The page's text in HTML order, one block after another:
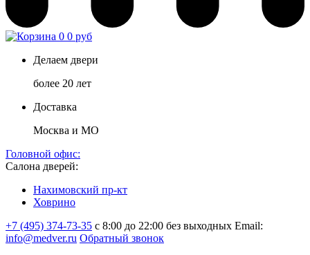
0 0 руб
Делаем двери
более 20 лет
Доставка
Москва и МО
Головной офис:
Салона дверей:
Нахимовский пр-кт
Ховрино
+7 (495) 374-73-35 с 8:00 до 22:00 без выходных Email:
info@medver.ru Обратный звонок